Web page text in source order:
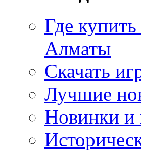
Где
Алматы
Скачать
Лучшие
Новинки и